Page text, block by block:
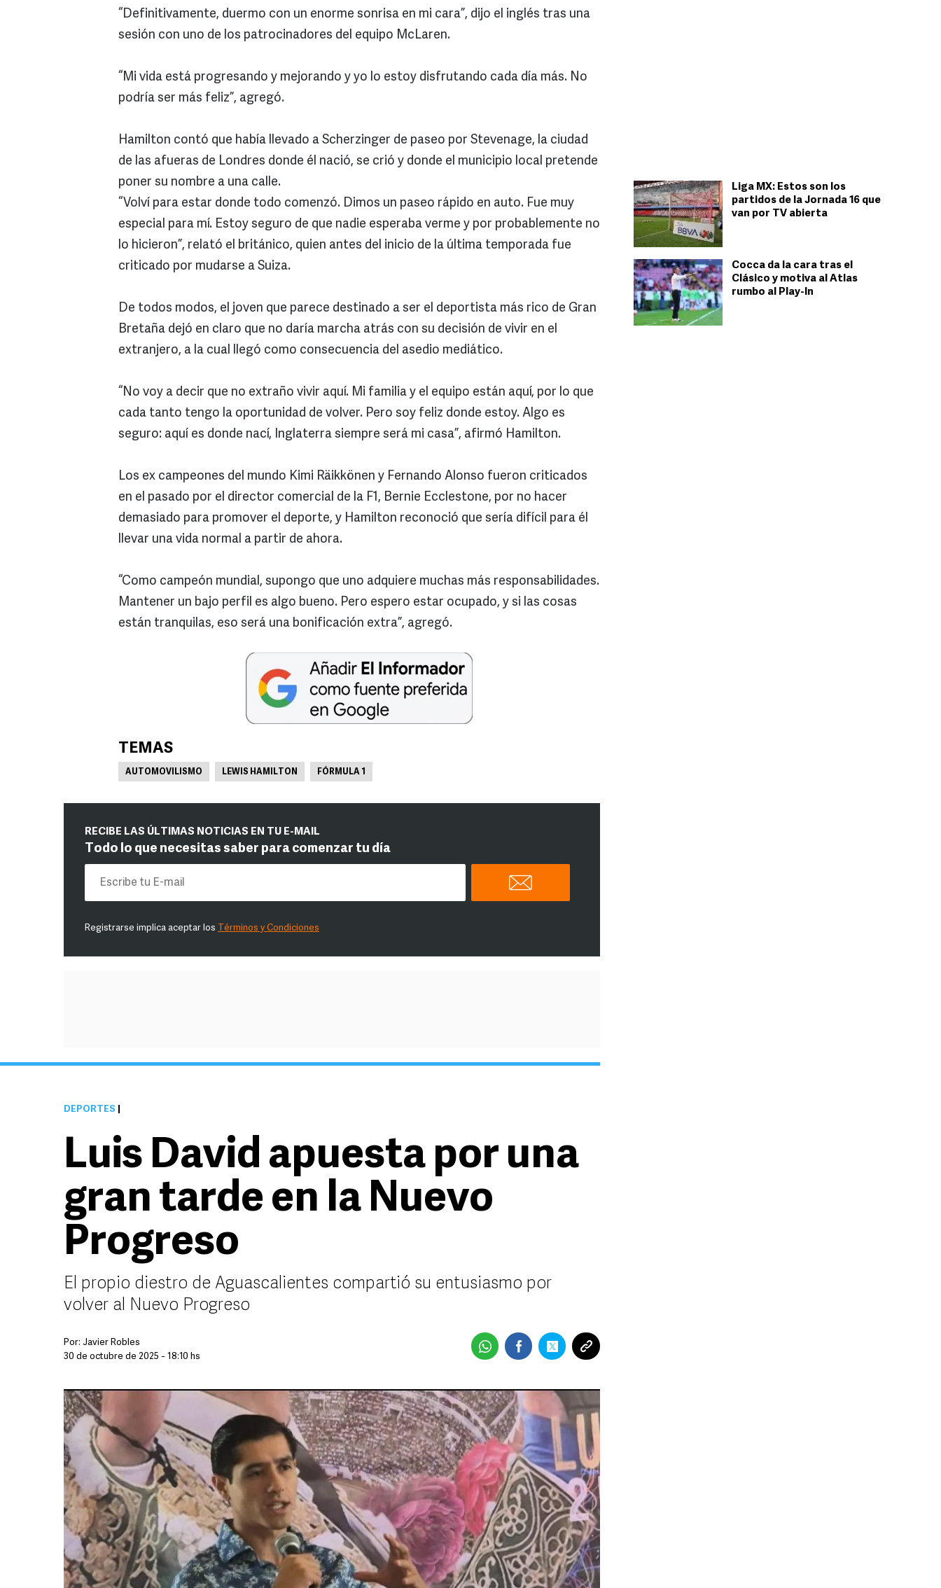
Liga MX: Estos son los
partidos de la Jornada 16 que
van por TV abierta
Cocca da la cara tras el
Clásico y motiva al Atlas
rumbo al Play-In
“Definitivamente, duermo con un enorme sonrisa en mi cara”, dijo el inglés tras una
sesión con uno de los patrocinadores del equipo McLaren.
“Mi vida está progresando y mejorando y yo lo estoy disfrutando cada día más. No
podría ser más feliz”, agregó.
Hamilton contó que había llevado a Scherzinger de paseo por Stevenage, la ciudad
de las afueras de Londres donde él nació, se crió y donde el municipio local pretende
poner su nombre a una calle.
“Volví para estar donde todo comenzó. Dimos un paseo rápido en auto. Fue muy
especial para mí. Estoy seguro de que nadie esperaba verme y por probablemente no
lo hicieron”, relató el británico, quien antes del inicio de la última temporada fue
criticado por mudarse a Suiza.
De todos modos, el joven que parece destinado a ser el deportista más rico de Gran
Bretaña dejó en claro que no daría marcha atrás con su decisión de vivir en el
extranjero, a la cual llegó como consecuencia del asedio mediático.
“No voy a decir que no extraño vivir aquí. Mi familia y el equipo están aquí, por lo que
cada tanto tengo la oportunidad de volver. Pero soy feliz donde estoy. Algo es
seguro: aquí es donde nací, Inglaterra siempre será mi casa”, afirmó Hamilton.
Los ex campeones del mundo Kimi Räikkönen y Fernando Alonso fueron criticados
en el pasado por el director comercial de la F1, Bernie Ecclestone, por no hacer
demasiado para promover el deporte, y Hamilton reconoció que sería difícil para él
llevar una vida normal a partir de ahora.
“Como campeón mundial, supongo que uno adquiere muchas más responsabilidades.
Mantener un bajo perfil es algo bueno. Pero espero estar ocupado, y si las cosas
están tranquilas, eso será una bonificación extra”, agregó.
TEMAS
AUTOMOVILISMO LEWIS HAMILTON FÓRMULA 1
RECIBE LAS ÚLTIMAS NOTICIAS EN TU E-MAIL
Todo lo que necesitas saber para comenzar tu día
Registrarse implica aceptar los Términos y Condiciones
DEPORTES
Luis David apuesta por una
gran tarde en la Nuevo
Progreso
El propio diestro de Aguascalientes compartió su entusiasmo por
volver al Nuevo Progreso
Por: Javier Robles
30 de octubre de 2025 - 18:10 hs